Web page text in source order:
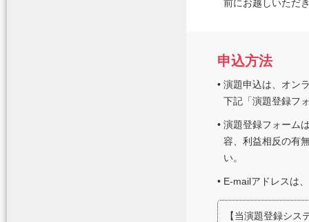
前にお越しいただ
申込方法
• 演題申込は、オン
下記「演題登録フ
• 演題登録フォーム
容、利益相反の有
い。
• E-mailアドレスは
【当演題登録シス